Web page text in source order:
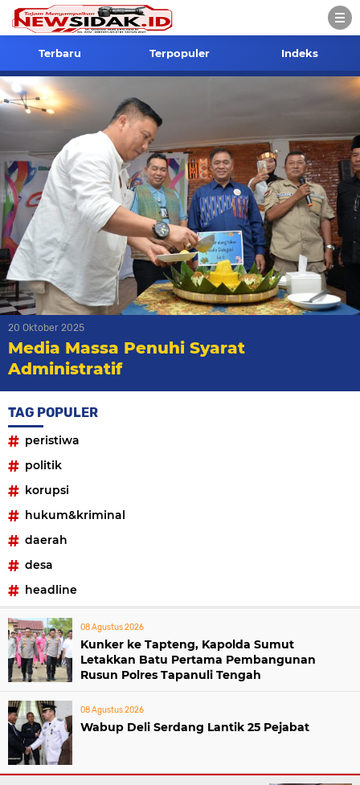
Terbaru Terpopuler Indeks
20 Oktober 2025
Media Massa Penuhi Syarat
Administratif
TAG POPULER
peristiwa
politik
korupsi
hukum&kriminal
daerah
desa
headline
08 Agustus 2026
Kunker ke Tapteng, Kapolda Sumut
Letakkan Batu Pertama Pembangunan
Rusun Polres Tapanuli Tengah
08 Agustus 2026
Wabup Deli Serdang Lantik 25 Pejabat